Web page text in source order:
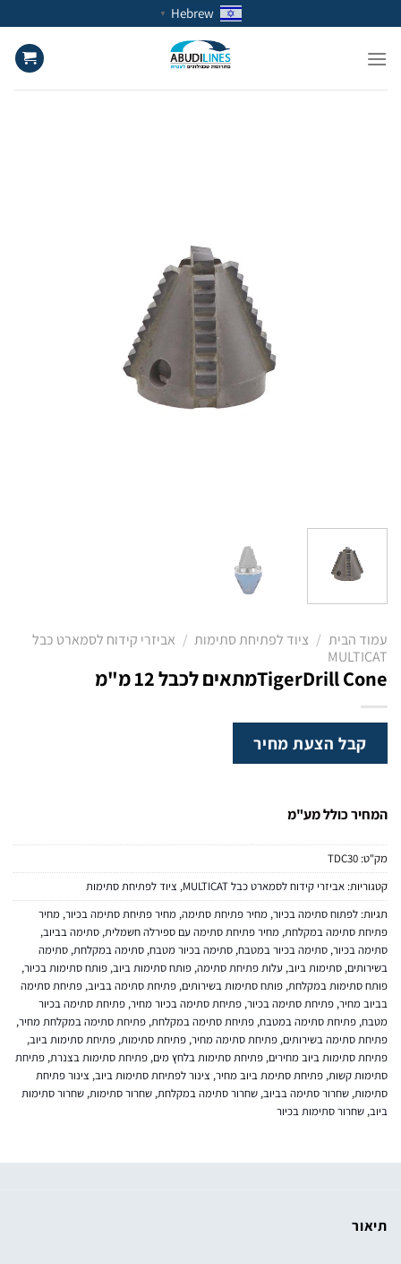
to
content
Hebrew
▼
עמוד הבית / ציוד לפתיחת סתימות / אביזרי קידוח לסמארט כבל
MULTICAT
TigerDrill Coneמתאים לכבל 12 מ"מ
קבל הצעת מחיר
המחיר כולל מע"מ
מק"ט: TDC30
קטגוריות: אביזרי קידוח לסמארט כבל MULTICAT , ציוד לפתיחת סתימות
תגיות: לפתוח סתימה בכיור, מחיר פתיחת סתימה, מחיר פתיחת סתימה בכיור, מחיר
פתיחת סתימה במקלחת, מחיר פתיחת סתימה עם ספירלה חשמלית, סתימה בביוב,
סתימה בכיור, סתימה בכיור במטבח, סתימה בכיור מטבח, סתימה במקלחת, סתימה
בשירותים, סתימות ביוב, עלות פתיחת סתימה, פותח סתימות ביוב, פותח סתימות בכיור,
פותח סתימות במקלחת, פותח סתימות בשירותים, פתיחת סתימה בביוב, פתיחת סתימה
בביוב מחיר, פתיחת סתימה בכיור, פתיחת סתימה בכיור מחיר, פתיחת סתימה בכיור
מטבח, פתיחת סתימה במטבח, פתיחת סתימה במקלחת, פתיחת סתימה במקלחת מחיר,
פתיחת סתימה בשירותים, פתיחת סתימה מחיר, פתיחת סתימות, פתיחת סתימות ביוב,
פתיחת סתימות ביוב מחירים, פתיחת סתימות בלחץ מים, פתיחת סתימות בצנרת, פתיחת
סתימות קשות, פתיחת סתימת ביוב מחיר, צינור לפתיחת סתימות ביוב, צינור פתיחת
סתימות, שחרור סתימה בביוב, שחרור סתימה במקלחת, שחרור סתימות, שחרור סתימות
ביוב, שחרור סתימות בכיור
תיאור